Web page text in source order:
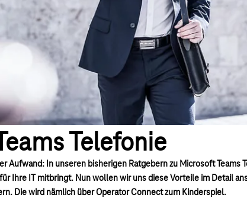
Telefonie
Aufwand: In unseren bisherigen Ratgebern zu Microsoft Teams
Ihre IT mitbringt. Nun wollen wir uns diese Vorteile im Detail
Die wird nämlich über Operator Connect zum Kinderspiel.